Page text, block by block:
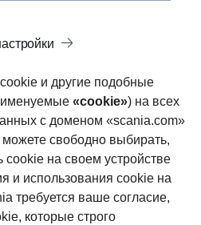
и другие подобные
именуемые «cookie») на всех
с доменом «scania.com»
свободно выбирать,
cookie на своем устройстве
и использования cookie на
требуется ваше согласие,
которые строго